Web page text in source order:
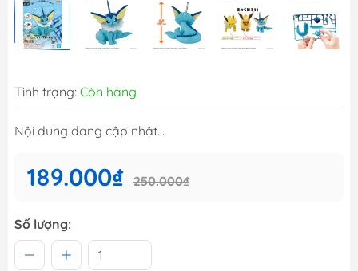
Tình trạng: Còn hàng
Nội dung đang cập nhật...
189.000₫ 250.000₫
Số lượng: